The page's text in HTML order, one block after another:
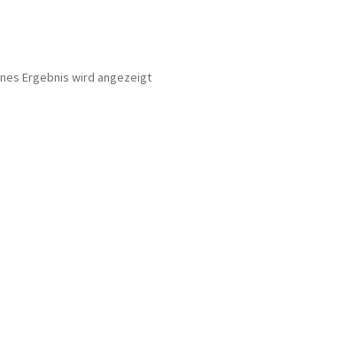
Ergebnis wird angezeigt